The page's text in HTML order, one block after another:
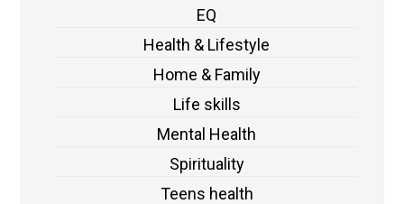
EQ
Health & Lifestyle
Home & Family
Life skills
Mental Health
Spirituality
Teens health